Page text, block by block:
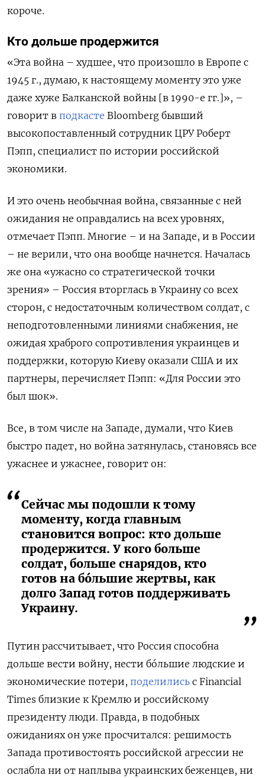
короче.
Кто дольше продержится
«Эта война – худшее, что произошло в Европе с
1945 г., думаю, к настоящему моменту это уже
даже хуже Балканской войны [в 1990-е гг.]», –
говорит в подкасте Bloomberg бывший
высокопоставленный сотрудник ЦРУ Роберт
Пэпп, специалист по истории российской
экономики.
И это очень необычная война, связанные с ней
ожидания не оправдались на всех уровнях,
отмечает Пэпп. Многие – и на Западе, и в России
– не верили, что она вообще начнется. Началась
же она «ужасно со стратегической точки
зрения» – Россия вторглась в Украину со всех
сторон, с недостаточным количеством солдат, с
неподготовленными линиями снабжения, не
ожидая храброго сопротивления украинцев и
поддержки, которую Киеву оказали США и их
партнеры, перечисляет Пэпп: «Для России это
был шок».
Все, в том числе на Западе, думали, что Киев
быстро падет, но война затянулась, становясь все
ужаснее и ужаснее, говорит он:
Сейчас мы подошли к тому
моменту, когда главным
становится вопрос: кто дольше
продержится. У кого больше
солдат, больше снарядов, кто
готов на бóльшие жертвы, как
долго Запад готов поддерживать
Украину.
Путин рассчитывает, что Россия способна
дольше вести войну, нести бóльшие людские и
экономические потери, поделились с Financial
Times близкие к Кремлю и российскому
президенту люди. Правда, в подобных
ожиданиях он уже просчитался: решимость
Запада противостоять российской агрессии не
ослабла ни от наплыва украинских беженцев, ни